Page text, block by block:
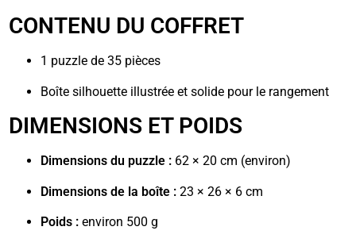
CONTENU DU COFFRET
1 puzzle de 35 pièces
Boîte silhouette illustrée et solide pour le rangement
DIMENSIONS ET POIDS
Dimensions du puzzle : 62 × 20 cm (environ)
Dimensions de la boîte : 23 × 26 × 6 cm
Poids : environ 500 g